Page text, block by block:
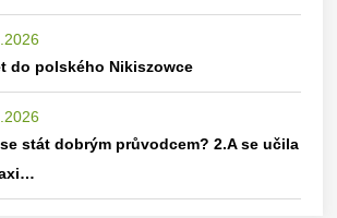
do polského Nikiszowce
stát dobrým průvodcem? 2.A se učila